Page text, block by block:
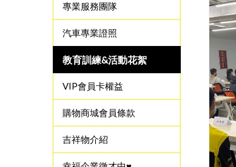
專業服務團隊
汽車專業證照
教育訓練&活動花絮
VIP會員卡權益
購物商城會員條款
吉祥物介紹